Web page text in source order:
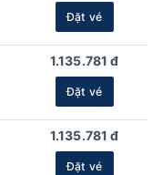
Đặt vé
1.135.781 đ
Đặt vé
1.135.781 đ
Đặt vé